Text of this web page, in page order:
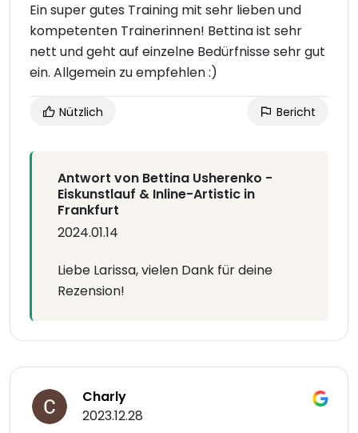
Ein super gutes Training mit sehr lieben und
kompetenten Trainerinnen! Bettina ist sehr
nett und geht auf einzelne Bedürfnisse sehr gut
ein. Allgemein zu empfehlen :)
Nützlich Bericht
Antwort von Bettina Usherenko -
Eiskunstlauf & Inline-Artistic in
Frankfurt
2024.01.14
Liebe Larissa, vielen Dank für deine
Rezension!
Charly
2023.12.28